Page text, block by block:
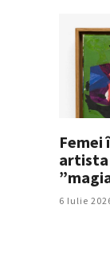
Femei
artista
6 Iulie